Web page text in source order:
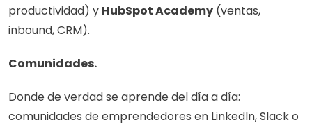
productividad) y HubSpot Academy (ventas,
inbound, CRM).
Comunidades.
Donde de verdad se aprende del día a día:
comunidades de emprendedores en LinkedIn, Slack o